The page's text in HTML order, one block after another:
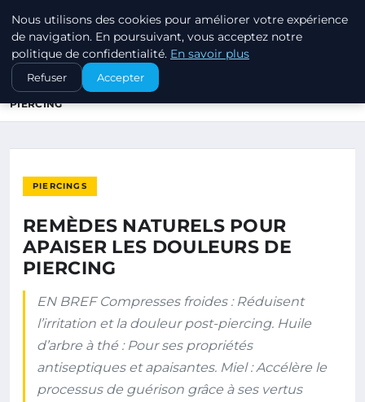
PIERCINGS ET PLUGS
ACCUEIL
PIERCINGS
REMÈDES NATURELS POUR APAISER LES DOULEURS DE
PIERCING
PIERCINGS
REMÈDES NATURELS POUR
APAISER LES DOULEURS DE
PIERCING
EN BREF Compresses froides : Réduisent
l’irritation et la douleur post-piercing. Huile
d’arbre à thé : Pour ses propriétés
antiseptiques et apaisantes. Miel : Accélère le
processus de guérison grâce à ses vertus
Nous utilisons des cookies pour améliorer votre expérience
de navigation. En poursuivant, vous acceptez notre
politique de confidentialité. En savoir plus
Refuser Accepter